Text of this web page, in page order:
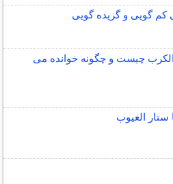
کم گویی و گزیده گویی
چیست و چگونه خوانده می
العیوب